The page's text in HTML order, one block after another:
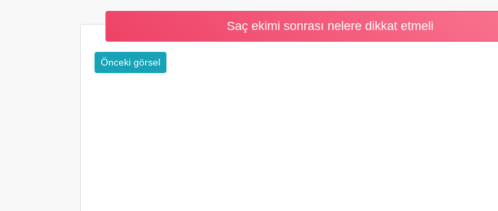
Saç ekimi sonrası nelere dikkat etmeli
Önceki görsel